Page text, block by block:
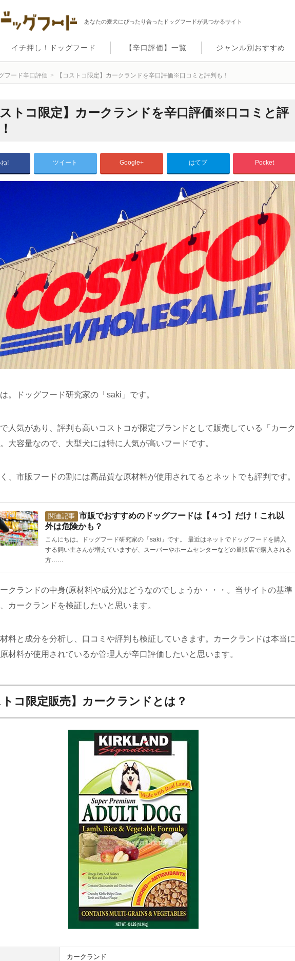
あなたの愛犬にぴったり合ったドッグフードが見つかるサイト
イチ押し！ドッグフード 【辛口評価】一覧 ジャンル別おすすめ
フード辛口評価 【コストコ限定】カークランドを辛口評価※口コミと評判も！
ストコ限定】カークランドを辛口評価※口コミと評
ね! ツイート Google+ はてブ Pocket
。ドッグフード研究家の「saki」です。
人気があり、評判も高いコストコが限定ブランドとして販売している「カーク
大容量なので、大型犬には特に人気が高いフードです。
、市販フードの割には高品質な原材料が使用されてるとネットでも評判です。
市販でおすすめのドッグフードは【４つ】だけ！これ以
外は危険かも？
こんにちは。ドッグフード研究家の「saki」です。
最近はネットでドッグフードを購入
する飼い主さんが増えていますが、スーパーやホームセンターなどの量販店で購入される
方……
クランドの中身(原材料や成分)はどうなのでしょうか・・・。当サイトの基準
カークランドを検証したいと思います。
料と成分を分析し、口コミや評判も検証していきます。カークランドは本当に
材料が使用されているか管理人が辛口評価したいと思います。
トコ限定販売】カークランドとは？
カークランド